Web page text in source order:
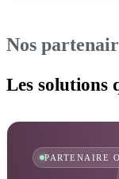
Nos
Les solutions
PARTENAIRE